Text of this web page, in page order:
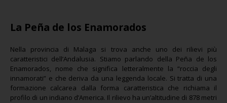
La Peña de los Enamorados
Nella provincia di Malaga si trova anche uno dei rilievi più
caratteristici dell’Andalusia. Stiamo parlando della Peña de los
Enamorados, nome che significa letteralmente la “roccia degli
innamorati” e che deriva da una leggenda locale. Si tratta di una
formazione calcarea dalla forma caratteristica che richiama il
profilo di un indiano d’America. Il rilievo ha un’altitudine di 878 metri